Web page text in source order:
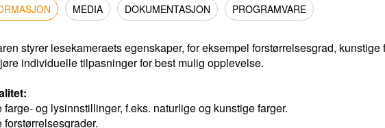
MEDIA DOKUMENTASJON PROGRAMVARE
styrer lesekameraets egenskaper, for eksempel forstørrelsesgrad,
individuelle tilpasninger for best mulig opplevelse.
farge- og lysinnstillinger, f.eks. naturlige og kunstige farger.
forstørrelsesgrader.